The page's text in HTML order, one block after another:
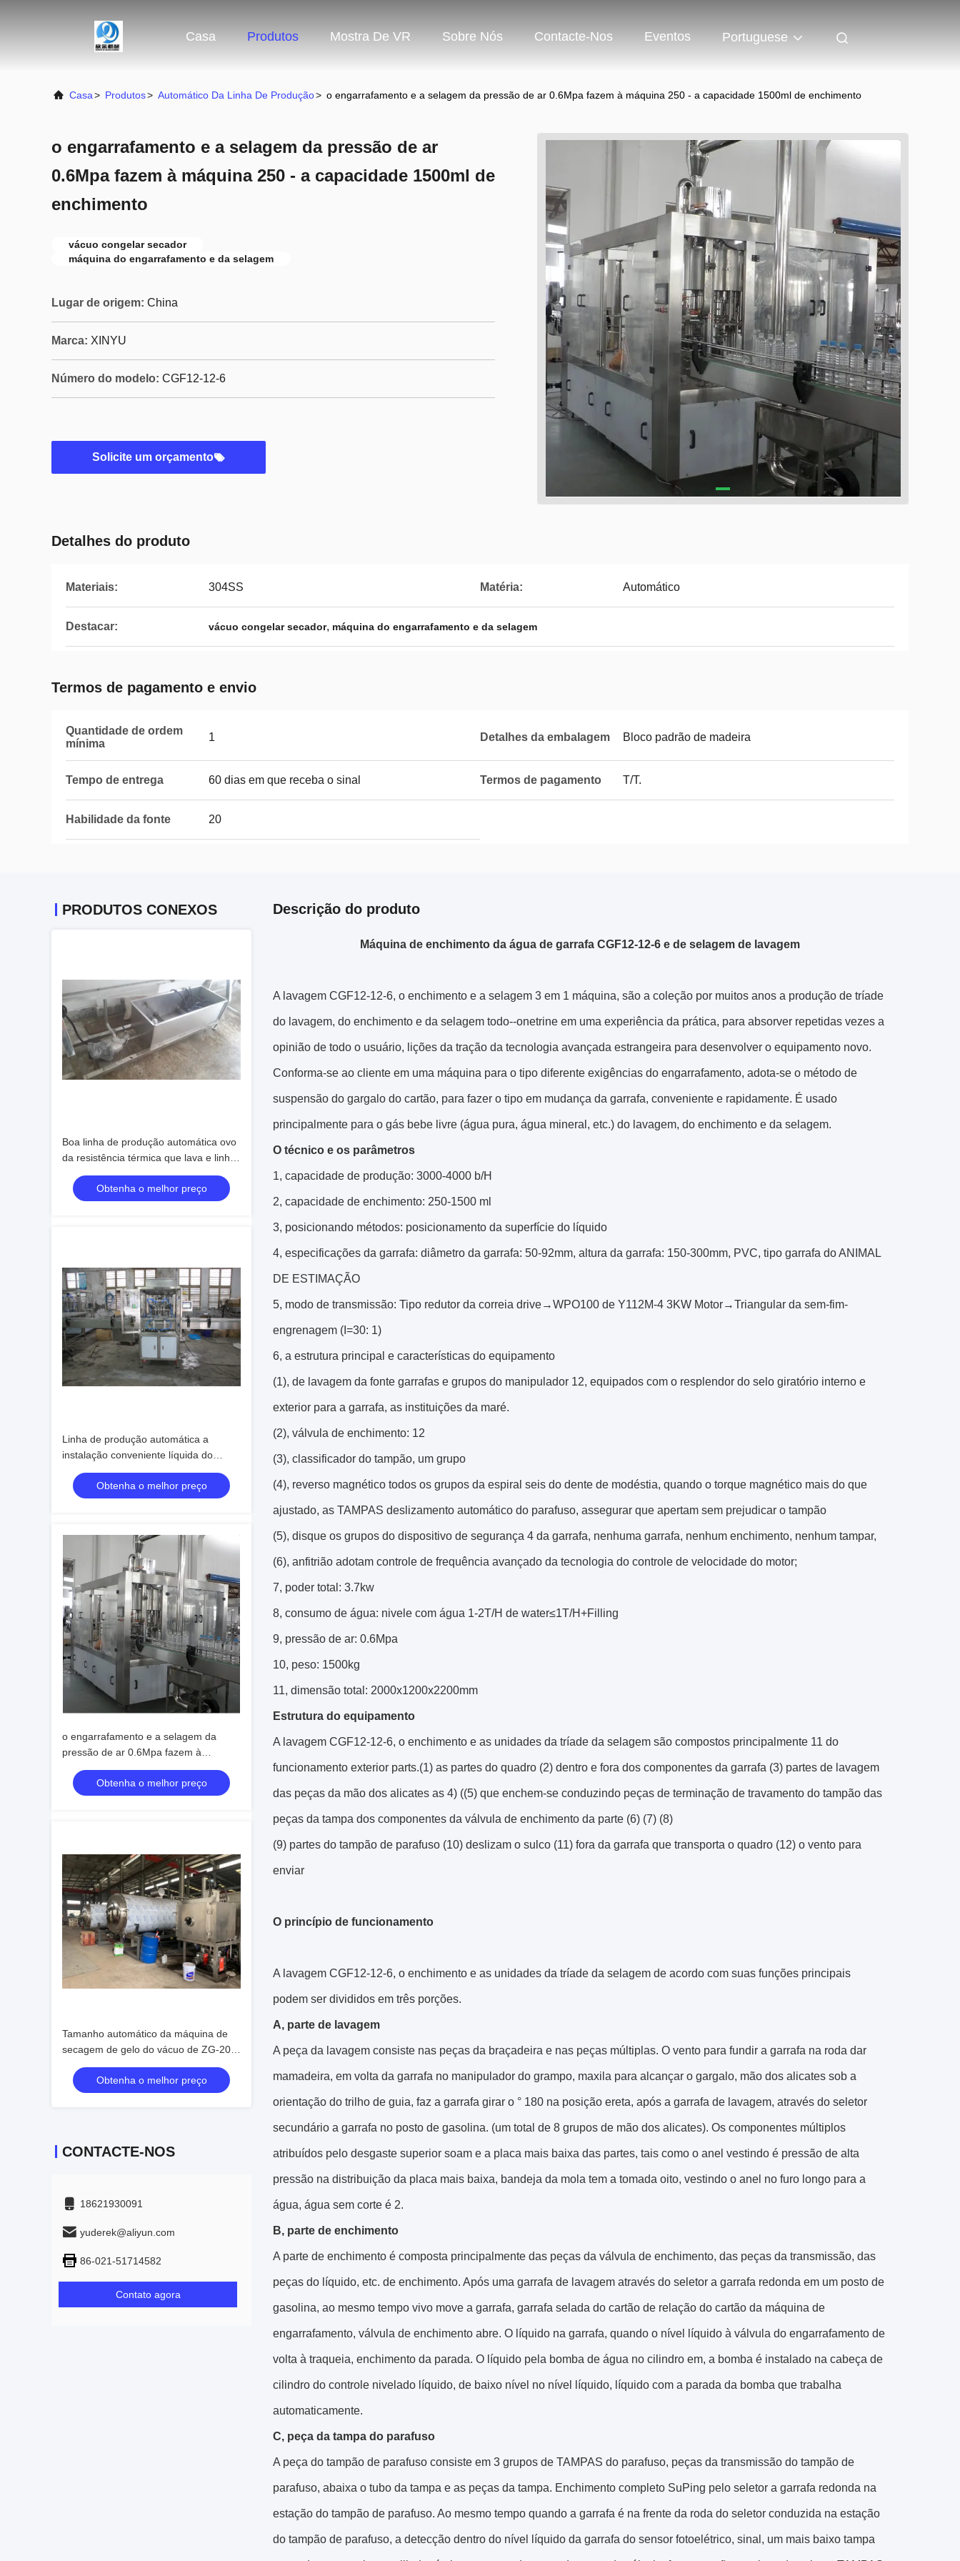
Casa Produtos Mostra De VR Sobre Nós Contacte-Nos Eventos Portuguese
Casa> Produtos> Automático Da Linha De Produção> o engarrafamento e a selagem da pressão de ar 0.6Mpa fazem à máquina 250 - a capacidade 1500ml de enchimento
o engarrafamento e a selagem da pressão de ar
0.6Mpa fazem à máquina 250 - a capacidade 1500ml de
enchimento
vácuo congelar secador
máquina do engarrafamento e da selagem
Lugar de origem: China
Marca: XINYU
Número do modelo: CGF12-12-6
Solicite um orçamento
Detalhes do produto
Materiais: 304SS Matéria: Automático
Destacar: vácuo congelar secador, máquina do engarrafamento e da selagem
Termos de pagamento e envio
Quantidade de ordem
mínima
1 Detalhes da embalagem Bloco padrão de madeira
Tempo de entrega 60 dias em que receba o sinal Termos de pagamento T/T.
Habilidade da fonte 20
PRODUTOS CONEXOS
Boa linha de produção automática ovo
da resistência térmica que lava e linha
de quebra
Obtenha o melhor preço
Linha de produção automática a
instalação conveniente líquida do
design compacto da máquina de
enchimento da pasta
Obtenha o melhor preço
o engarrafamento e a selagem da
pressão de ar 0.6Mpa fazem à
máquina 250 - a capacidade 1500ml
de enchimento
Obtenha o melhor preço
Tamanho automático da máquina de
secagem de gelo do vácuo de ZG-200
㎡ grande resistente
Obtenha o melhor preço
CONTACTE-NOS
18621930091
yuderek@aliyun.com
86-021-51714582
Contato agora
Descrição do produto
Máquina de enchimento da água de garrafa CGF12-12-6 e de selagem de lavagem
A lavagem CGF12-12-6, o enchimento e a selagem 3 em 1 máquina, são a coleção por muitos anos a produção de tríade
do lavagem, do enchimento e da selagem todo--onetrine em uma experiência da prática, para absorver repetidas vezes a
opinião de todo o usuário, lições da tração da tecnologia avançada estrangeira para desenvolver o equipamento novo.
Conforma-se ao cliente em uma máquina para o tipo diferente exigências do engarrafamento, adota-se o método de
suspensão do gargalo do cartão, para fazer o tipo em mudança da garrafa, conveniente e rapidamente. É usado
principalmente para o gás bebe livre (água pura, água mineral, etc.) do lavagem, do enchimento e da selagem.
O técnico e os parâmetros
1, capacidade de produção: 3000-4000 b/H
2, capacidade de enchimento: 250-1500 ml
3, posicionando métodos: posicionamento da superfície do líquido
4, especificações da garrafa: diâmetro da garrafa: 50-92mm, altura da garrafa: 150-300mm, PVC, tipo garrafa do ANIMAL
DE ESTIMAÇÃO
5, modo de transmissão: Tipo redutor da correia drive→WPO100 de Y112M-4 3KW Motor→Triangular da sem-fim-
engrenagem (I=30: 1)
6, a estrutura principal e características do equipamento
(1), de lavagem da fonte garrafas e grupos do manipulador 12, equipados com o resplendor do selo giratório interno e
exterior para a garrafa, as instituições da maré.
(2), válvula de enchimento: 12
(3), classificador do tampão, um grupo
(4), reverso magnético todos os grupos da espiral seis do dente de modéstia, quando o torque magnético mais do que
ajustado, as TAMPAS deslizamento automático do parafuso, assegurar que apertam sem prejudicar o tampão
(5), disque os grupos do dispositivo de segurança 4 da garrafa, nenhuma garrafa, nenhum enchimento, nenhum tampar,
(6), anfitrião adotam controle de frequência avançado da tecnologia do controle de velocidade do motor;
7, poder total: 3.7kw
8, consumo de água: nivele com água 1-2T/H de water≤1T/H+Filling
9, pressão de ar: 0.6Mpa
10, peso: 1500kg
11, dimensão total: 2000x1200x2200mm
Estrutura do equipamento
A lavagem CGF12-12-6, o enchimento e as unidades da tríade da selagem são compostos principalmente 11 do
funcionamento exterior parts.(1) as partes do quadro (2) dentro e fora dos componentes da garrafa (3) partes de lavagem
das peças da mão dos alicates as 4) ((5) que enchem-se conduzindo peças de terminação de travamento do tampão das
peças da tampa dos componentes da válvula de enchimento da parte (6) (7) (8)
(9) partes do tampão de parafuso (10) deslizam o sulco (11) fora da garrafa que transporta o quadro (12) o vento para
enviar
O princípio de funcionamento
A lavagem CGF12-12-6, o enchimento e as unidades da tríade da selagem de acordo com suas funções principais
podem ser divididos em três porções.
A, parte de lavagem
A peça da lavagem consiste nas peças da braçadeira e nas peças múltiplas. O vento para fundir a garrafa na roda dar
mamadeira, em volta da garrafa no manipulador do grampo, maxila para alcançar o gargalo, mão dos alicates sob a
orientação do trilho de guia, faz a garrafa girar o ° 180 na posição ereta, após a garrafa de lavagem, através do seletor
secundário a garrafa no posto de gasolina. (um total de 8 grupos de mão dos alicates). Os componentes múltiplos
atribuídos pelo desgaste superior soam e a placa mais baixa das partes, tais como o anel vestindo é pressão de alta
pressão na distribuição da placa mais baixa, bandeja da mola tem a tomada oito, vestindo o anel no furo longo para a
água, água sem corte é 2.
B, parte de enchimento
A parte de enchimento é composta principalmente das peças da válvula de enchimento, das peças da transmissão, das
peças do líquido, etc. de enchimento. Após uma garrafa de lavagem através do seletor a garrafa redonda em um posto de
gasolina, ao mesmo tempo vivo move a garrafa, garrafa selada do cartão de relação do cartão da máquina de
engarrafamento, válvula de enchimento abre. O líquido na garrafa, quando o nível líquido à válvula do engarrafamento de
volta à traqueia, enchimento da parada. O líquido pela bomba de água no cilindro em, a bomba é instalado na cabeça de
cilindro do controle nivelado líquido, de baixo nível no nível líquido, líquido com a parada da bomba que trabalha
automaticamente.
C, peça da tampa do parafuso
A peça do tampão de parafuso consiste em 3 grupos de TAMPAS do parafuso, peças da transmissão do tampão de
parafuso, abaixa o tubo da tampa e as peças da tampa. Enchimento completo SuPing pelo seletor a garrafa redonda na
estação do tampão de parafuso. Ao mesmo tempo quando a garrafa é na frente da roda do seletor conduzida na estação
do tampão de parafuso, a detecção dentro do nível líquido da garrafa do sensor fotoelétrico, sinal, um mais baixo tampa